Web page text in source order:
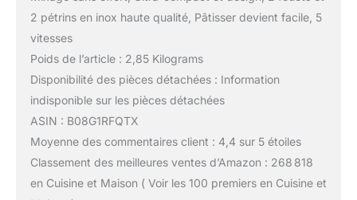
2 pétrins en inox haute qualité, Pâtisser devient facile, 5
vitesses
Poids de l’article : 2,85 Kilograms
Disponibilité des pièces détachées : Information
indisponible sur les pièces détachées
ASIN : B08G1RFQTX
Moyenne des commentaires client : 4,4 sur 5 étoiles
Classement des meilleures ventes d’Amazon : 268 818
en Cuisine et Maison ( Voir les 100 premiers en Cuisine et